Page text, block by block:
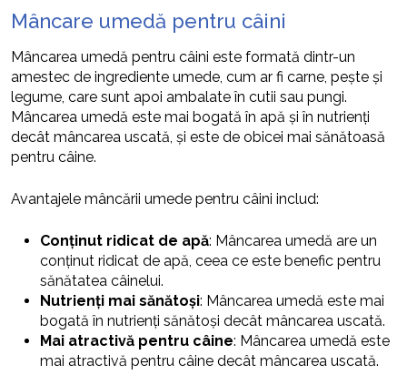
Mâncare umedă pentru câini
Mâncarea umedă pentru câini este formată dintr-un
amestec de ingrediente umede, cum ar fi carne, pește și
legume, care sunt apoi ambalate în cutii sau pungi.
Mâncarea umedă este mai bogată în apă și în nutrienți
decât mâncarea uscată, și este de obicei mai sănătoasă
pentru câine.
Avantajele mâncării umede pentru câini includ:
Conținut ridicat de apă: Mâncarea umedă are un
conținut ridicat de apă, ceea ce este benefic pentru
sănătatea câinelui.
Nutrienți mai sănătoși: Mâncarea umedă este mai
bogată în nutrienți sănătoși decât mâncarea uscată.
Mai atractivă pentru câine: Mâncarea umedă este
mai atractivă pentru câine decât mâncarea uscată.